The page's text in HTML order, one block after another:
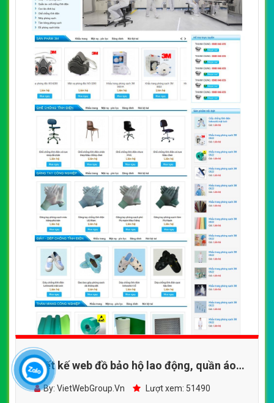
Thiết kế web đồ bảo hộ lao động, quần áo
bảo hộ Dong Anh
By: VietWebGroup.Vn Lượt xem: 51490